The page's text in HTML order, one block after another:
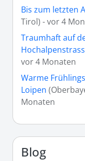
Bis zum letzten
Tirol) - vor 4
Traumhaft auf
vor 4 Monaten
Warme
Loipen
Monaten
Blog